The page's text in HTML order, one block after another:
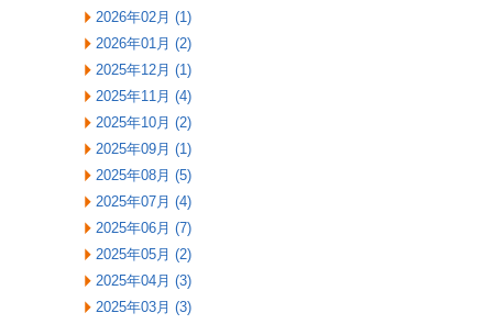
2026年02月 (1)
2026年01月 (2)
2025年12月 (1)
2025年11月 (4)
2025年10月 (2)
2025年09月 (1)
2025年08月 (5)
2025年07月 (4)
2025年06月 (7)
2025年05月 (2)
2025年04月 (3)
2025年03月 (3)